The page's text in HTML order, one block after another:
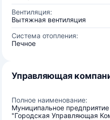
Вентиляция:
Вытяжная вентиляция
Система отопления:
Печное
Управляющая
Полное наименование:
Муниципальное
"Городская Управляющая